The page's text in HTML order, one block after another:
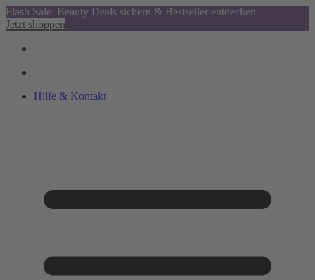
Flash Sale: Beauty Deals sichern & Bestseller entdecken
Jetzt shoppen
Hilfe & Kontakt